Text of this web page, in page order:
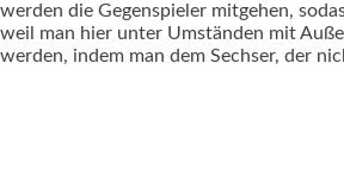
werden die Gegenspieler mitgehen,
weil man hier unter Umständen mit
werden, indem man dem Sechser, der